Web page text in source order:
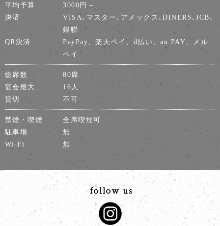
平均予算
3000円～
決済
VISA､マスター､アメックス､DINERS､JCB､
銀聯
QR決済
PayPay、楽天ペイ、d払い、au PAY、メル
ペイ
総席数
80席
宴会最大
16人
貸切
不可
禁煙・喫煙
全席喫煙可
駐車場
無
Wi-Fi
無